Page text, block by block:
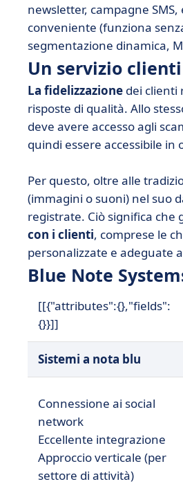
newsletter, campagne
conveniente (funziona
segmentazione dinamica,
Un servizio
La fidelizzazione dei clienti
risposte di qualità. Allo
deve avere accesso agli
quindi essere accessibile
Per questo, oltre alle
(immagini o suoni) nel suo
registrate. Ciò significa che
con i clienti, comprese le
personalizzate e adeguate
Blue Note
[[{"attributes":{},"fields":
{}}]]
Sistemi a nota blu
Connessione ai social
network
Eccellente integrazione
Approccio verticale (per
settore di attività)